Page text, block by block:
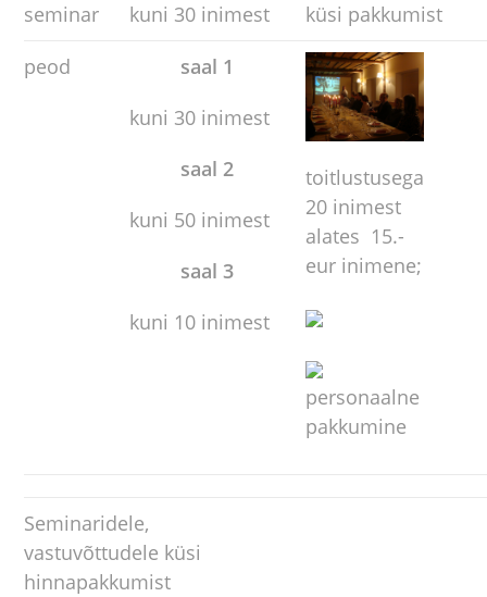
seminar kuni 30 inimest
küsi pakkumist
peod
saal 1
kuni 30 inimest
saal 2
kuni 50 inimest
saal 3
kuni 10 inimest
toitlustusega
20 inimest
alates 15.-
eur inimene;
personaalne
pakkumine
Seminaridele,
vastuvõttudele küsi
hinnapakkumist